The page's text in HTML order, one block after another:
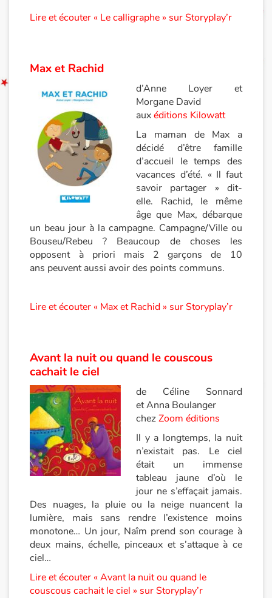
Lire et écouter « Le calligraphe » sur Storyplay’r
Max et Rachid
d’Anne Loyer et
Morgane David
auxéditions Kilowatt
La maman de Max a
décidé d’être famille
d’accueil le temps des
vacances d’été. « Il faut
savoir partager » dit-
elle. Rachid, le même
âge que Max, débarque
un beau jour à la campagne. Campagne/Ville ou
Bouseu/Rebeu ? Beaucoup de choses les
opposent à priori mais 2 garçons de 10
ans peuvent aussi avoir des points communs.
Lire et écouter « Max et Rachid » sur Storyplay’r
Avant la nuit ou quand le couscous
cachait le ciel
de Céline Sonnard
et Anna Boulanger
chezZoom éditions
Il y a longtemps, la nuit
n’existait pas. Le ciel
était un immense
tableau jaune d’où le
jour ne s’effaçait jamais.
Des nuages, la pluie ou la neige nuancent la
lumière, mais sans rendre l’existence moins
monotone… Un jour, Naîm prend son courage à
deux mains, échelle, pinceaux et s’attaque à ce
ciel…
Lire et écouter « Avant la nuit ou quand le
couscous cachait le ciel » sur Storyplay’r